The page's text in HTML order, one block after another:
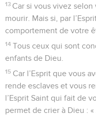
13 Car si vous vivez
mourir. Mais si, par
comportement de votre
14 Tous ceux qui sont
enfants de Dieu.
15 Car l’Esprit que vous
rende esclaves et vous
l’Esprit Saint qui fait de
permet de crier à Dieu :